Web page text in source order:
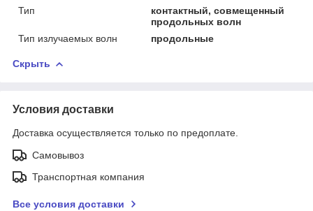
Тип
контактный, совмещенный
продольных волн
Тип излучаемых волн
продольные
Скрыть
Условия доставки
Доставка осуществляется только по предоплате.
Самовывоз
Транспортная компания
Все условия доставки